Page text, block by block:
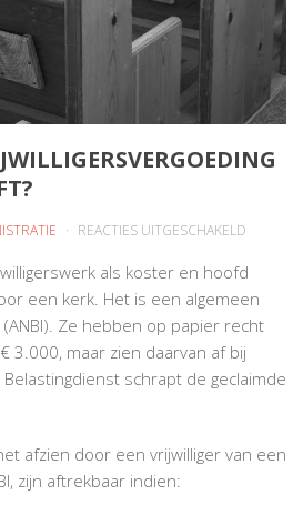
REACTIES UITGESCHAKELD
VAN
als koster en hoofd
een kerk. Het is een algemeen
Ze hebben op papier recht
3.000, maar zien daarvan af bij
schrapt de geclaimde
afzien door een vrijwilliger van een
zijn aftrekbaar indien: